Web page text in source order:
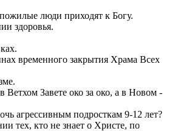
люди приходят к Богу.
здоровья.
временного закрытия Храма Всех
Ветхом Завете око за око, а в Новом -
агрессивным подросткам 9-12 лет?
тех, кто не знает о Христе, по